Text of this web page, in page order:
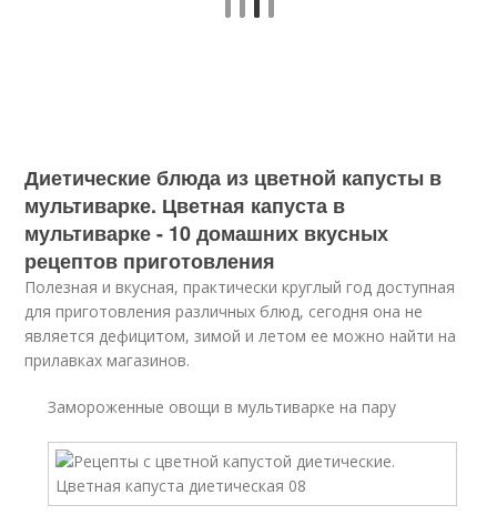
Диетические блюда из цветной капусты в
мультиварке. Цветная капуста в
мультиварке - 10 домашних вкусных
рецептов приготовления
Полезная и вкусная, практически круглый год доступная
для приготовления различных блюд, сегодня она не
является дефицитом, зимой и летом ее можно найти на
прилавках магазинов.
Замороженные овощи в мультиварке на пару